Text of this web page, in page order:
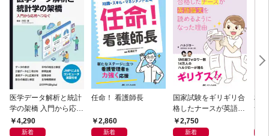
医学データ解析と統計
学の架橋 入門から応用
へつなぐ
4,290
新着
任命！ 看護師長
2,860
新着
国家試験をギリギリ合
格したナースが英語論
文を読めるようになっ
た理由
2,750
新着
相
つ